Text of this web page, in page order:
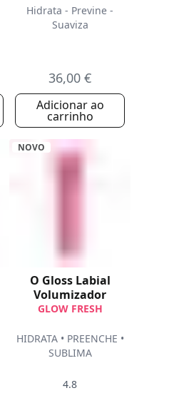
Hidrata - Previne -
Suaviza
36,00 €
Adicionar ao
carrinho
NOVO
O Gloss Labial
Volumizador
GLOW FRESH
HIDRATA • PREENCHE •
SUBLIMA
4.8